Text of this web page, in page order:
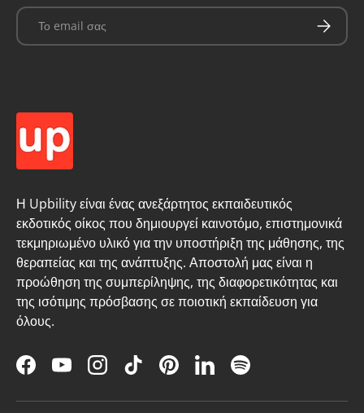
Email Εγγραφή
Η Upbility είναι ένας ανεξάρτητος εκπαιδευτικός
εκδοτικός οίκος που δημιουργεί καινοτόμο, επιστημονικά
τεκμηριωμένο υλικό για την υποστήριξη της μάθησης, της
θεραπείας και της ανάπτυξης. Αποστολή μας είναι η
προώθηση της συμπερίληψης, της διαφορετικότητας και
της ισότιμης πρόσβασης σε ποιοτική εκπαίδευση για
όλους.
FacebookYouTubeInstagramTikTokPinterestLinkedInSpotify